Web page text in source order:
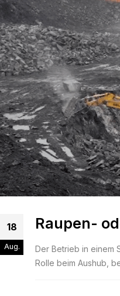
18
Aug.
Raupen-
Der Betrieb in einem
Rolle beim Aushub,